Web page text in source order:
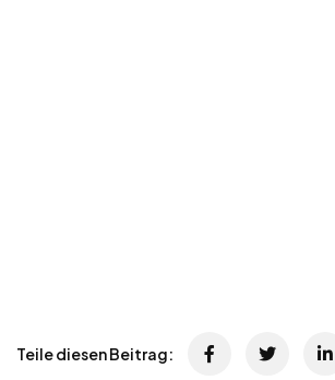
Teile diesen Beitrag: